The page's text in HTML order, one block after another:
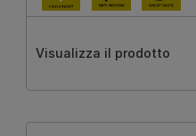
Visualizza il prodotto